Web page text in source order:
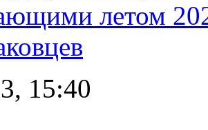
летом
15:40